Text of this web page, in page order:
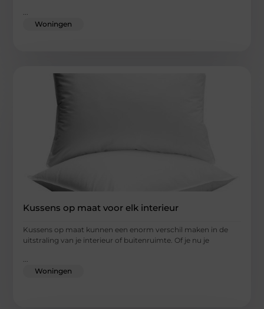
...
Woningen
Kussens op maat voor elk interieur
Kussens op maat kunnen een enorm verschil maken in de
uitstraling van je interieur of buitenruimte. Of je nu je
...
Woningen